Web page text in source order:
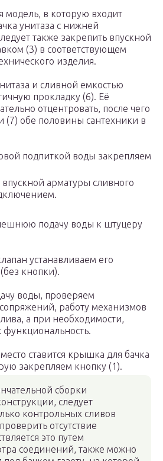
модель, в которую входит
унитаза с нижней
также закрепить впускной
(3) в соответствующем
изделия.
и сливной емкостью
прокладку (6). Её
отцентровать, после чего
(7) обе половины сантехники в
подпиткой воды закрепляем
впускной арматуры сливного
подачу воды к штуцеру
устанавливаем его
кнопки).
воды, проверяем
работу механизмов
а при необходимости,
функциональность.
ставится крышка для бачка
закрепляем кнопку (1).
сборки
следует
контрольных сливов
отсутствие
это путем
соединений, также можно